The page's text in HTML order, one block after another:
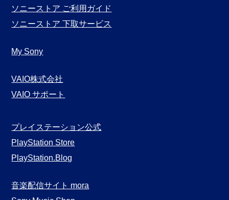
ソニーストア ご利用ガイド
ソニーストア 下取サービス
My Sony
VAIO株式会社
VAIO サポート
プレイステーション公式
PlayStation Store
PlayStation.Blog
音楽配信サイト mora